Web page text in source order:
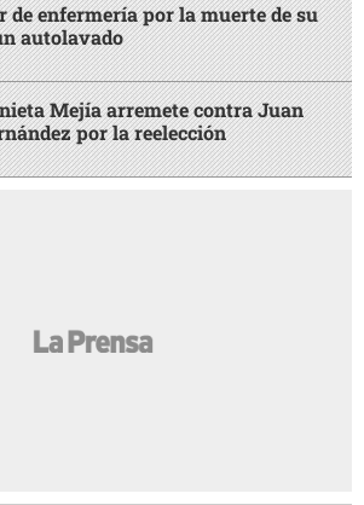
de enfermería por la muerte de su
autolavado
Mejía arremete contra Juan
por la reelección